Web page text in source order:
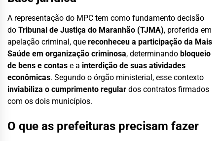
A representação do MPC tem como fundamento decisão
do Tribunal de Justiça do Maranhão (TJMA), proferida em
apelação criminal, que reconheceu a participação da Mais
Saúde em organização criminosa, determinando bloqueio
de bens e contas e a interdição de suas atividades
econômicas. Segundo o órgão ministerial, esse contexto
inviabiliza o cumprimento regular dos contratos firmados
com os dois municípios.
O que as prefeituras precisam fazer